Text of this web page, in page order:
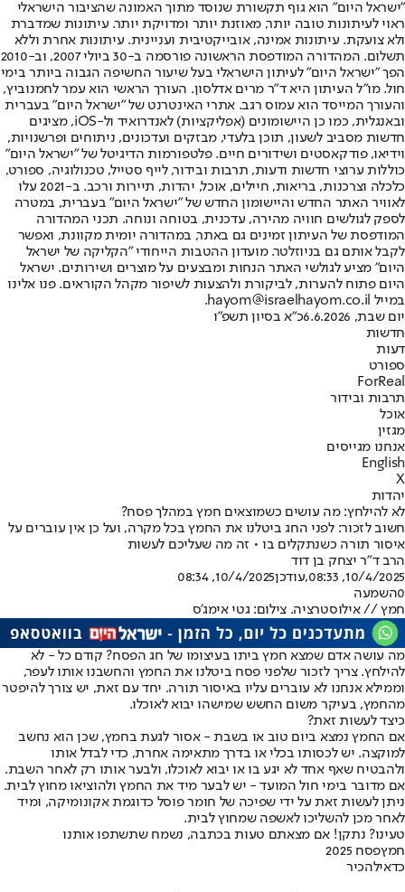
"ישראל היום" הוא גוף תקשורת שנוסד מתוך האמונה שהציבור הישראלי
ראוי לעיתונות טובה יותר, מאוזנת יותר ומדויקת יותר. עיתונות שמדברת
ולא צועקת. עיתונות אמינה, אובייקטיבית ועניינית. עיתונות אחרת וללא
תשלום. המהדורה המודפסת הראשונה פורסמה ב-30 ביולי 2007, וב-2010
הפך "ישראל היום" לעיתון הישראלי בעל שיעור החשיפה הגבוה ביותר בימי
חול. מו"ל העיתון היא ד"ר מרים אדלסון. העורך הראשי הוא עמר לחמנוביץ,
והעורך המייסד הוא עמוס רגב. אתרי האינטרנט של "ישראל היום" בעברית
ובאנגלית, כמו כן היישומונים (אפליקציות) לאנדרואיד ול-iOS, מציגים
חדשות מסביב לשעון, תוכן בלעדי, מבזקים ועדכונים, ניתוחים ופרשנויות,
וידיאו, פודקאסטים ושידורים חיים. פלטפורמות הדיגיטל של "ישראל היום"
כוללות ערוצי חדשות ודעות, תרבות ובידור, לייף סטייל, טכנולוגיה, ספורט,
כלכלה וצרכנות, בריאות, חיילים, אוכל, יהדות, תיירות ורכב. ב-2021 עלו
לאוויר האתר החדש והיישומון החדש של "ישראל היום" בעברית, במטרה
לספק לגולשים חוויה מהירה, עדכנית, בטוחה ונוחה. תכני המהדורה
המודפסת של העיתון זמינים גם באתר, במהדורה יומית מקוונת, ואפשר
לקבל אותם גם בניוזלטר. מועדון ההטבות הייחודי "הקליקה של ישראל
היום" מציע לגולשי האתר הנחות ומבצעים על מוצרים ושירותים. ישראל
היום פתוח להערות, לביקורת ולהצעות לשיפור מקהל הקוראים. פנו אלינו
במייל hayom@israelhayom.co.il.
יום שבת, 6.6.2026
כ"א בסיון תשפ"ו
חדשות
דעות
ספורט
ForReal
תרבות ובידור
אוכל
מגזין
אנחנו מגייסים
English
X
יהדות
לא להילחץ: מה עושים כשמוצאים חמץ במהלך פסח?
חשוב לזכור: לפני החג ביטלנו את החמץ בכל מקרה, ועל כן אין עוברים על
איסור תורה כשנתקלים בו • זה מה שעליכם לעשות
הרב ד"ר יצחק בן דוד
10/4/2025, 08:33
,עודכן10/4/2025, 08:34
0השמעה
חמץ // אילוסטרציה. צילום: גטי אימג'ס
מה עושה אדם שמצא חמץ ביתו בעיצומו של חג הפסח? קודם כל - לא
להילחץ. צריך לזכור שלפני פסח ביטלנו את החמץ והחשבנו אותו לעפר,
וממילא אנחנו לא עוברים עליו באיסור תורה. יחד עם זאת, יש צורך להיפטר
מהחמץ, בעיקר משום החשש שמישהו יבוא לאוכלו.
כיצד לעשות זאת?
אם החמץ נמצא ביום טוב או בשבת - אסור לגעת בחמץ, שכן הוא נחשב
למוקצה. יש לכסותו בכלי או בדרך מתאימה אחרת, כדי לבדל אותו
ולהבטיח שאף אחד לא יגע בו או יבוא לאוכלו, ולבער אותו רק לאחר השבת.
אם מדובר בימי חול המועד - יש לבער מיד את החמץ ולהוציאו מחוץ לבית.
ניתן לעשות זאת על ידי שפיכה של חומר פוסל כדוגמת אקונומיקה, ומיד
לאחר מכן להשליכו לאשפה שמחוץ לבית.
טעינו? נתקן! אם מצאתם טעות בכתבה, נשמח שתשתפו אותנו
חמץפסח 2025
כדאילהכיר